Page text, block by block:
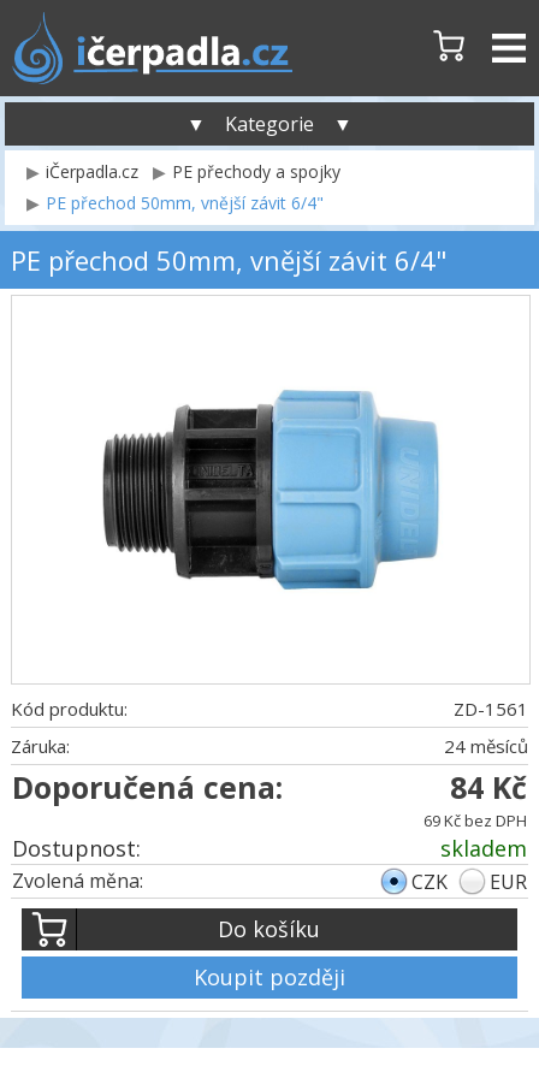
▼ Kategorie ▼
iČerpadla.cz
PE přechody a spojky
PE přechod 50mm, vnější závit 6/4"
PE přechod 50mm, vnější závit 6/4"
Kód produktu:
ZD-1561
Záruka:
24 měsíců
Doporučená cena: 84 Kč
69 Kč bez DPH
Dostupnost: skladem
Zvolená měna: CZK EUR
Do košíku
Koupit později